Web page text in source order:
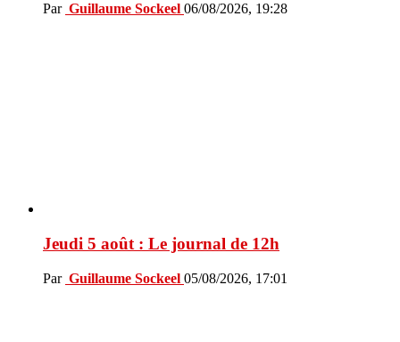
Par Guillaume Sockeel 06/08/2026, 19:28
Jeudi 5 août : Le journal de 12h
Par Guillaume Sockeel 05/08/2026, 17:01